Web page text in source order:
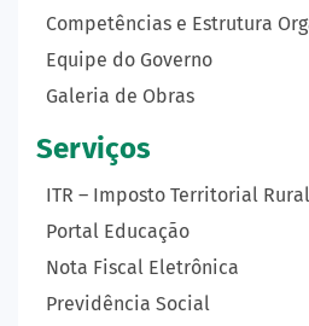
Competências e Estrutura
Equipe do Governo
Galeria de Obras
Serviços
ITR – Imposto Territorial Rural
Portal Educação
Nota Fiscal Eletrônica
Previdência Social